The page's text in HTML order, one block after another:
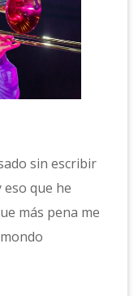
sin escribir
que he
más pena me